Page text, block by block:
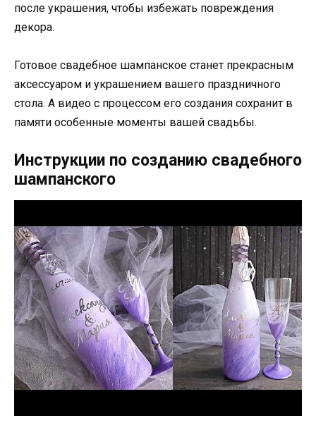
после украшения, чтобы избежать повреждения
декора.
Готовое свадебное шампанское станет прекрасным
аксессуаром и украшением вашего праздничного
стола. А видео с процессом его создания сохранит в
памяти особенные моменты вашей свадьбы.
Инструкции по созданию свадебного
шампанского